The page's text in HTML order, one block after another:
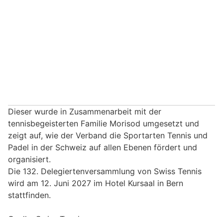
Dieser wurde in Zusammenarbeit mit der
tennisbegeisterten Familie Morisod umgesetzt und
zeigt auf, wie der Verband die Sportarten Tennis und
Padel in der Schweiz auf allen Ebenen fördert und
organisiert.
Die 132. Delegiertenversammlung von Swiss Tennis
wird am 12. Juni 2027 im Hotel Kursaal in Bern
stattfinden.